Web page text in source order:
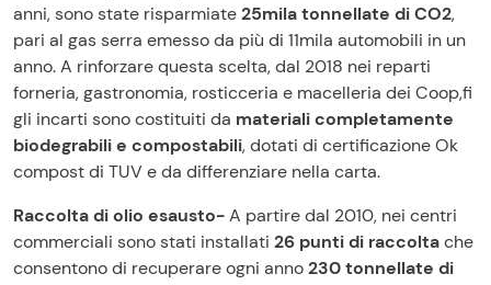
anni, sono state risparmiate25mila tonnellate di CO2,
pari al gas serra emesso da più di 11mila automobili in un
anno. A rinforzare questa scelta, dal 2018 nei reparti
forneria, gastronomia, rosticceria e macelleria dei Coop,fi
gli incarti sono costituiti da materiali completamente
biodegrabili e compostabili, dotati di certificazione Ok
compost di TUV e da differenziare nella carta.
Raccolta di olio esausto-A partire dal 2010, nei centri
commerciali sono stati installati 26 punti di raccoltache
consentono di recuperare ogni anno230 tonnellate di